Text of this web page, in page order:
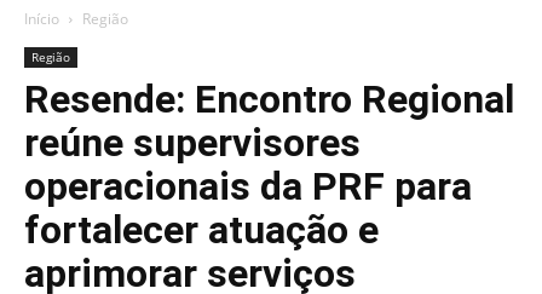
Início Região
Região
Resende: Encontro Regional
reúne supervisores
operacionais da PRF para
fortalecer atuação e
aprimorar serviços